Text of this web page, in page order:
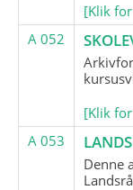
[Klik
A 052
[Klik
A 053
Denne